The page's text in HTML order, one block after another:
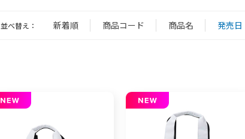
並べ替え： 新着順 商品コード 商品名 発売日